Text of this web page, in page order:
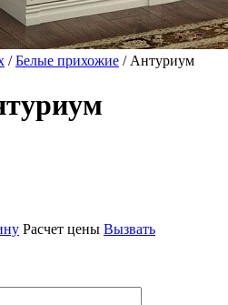
/Белые прихожие / Антуриум
Расчет цены Вызвать